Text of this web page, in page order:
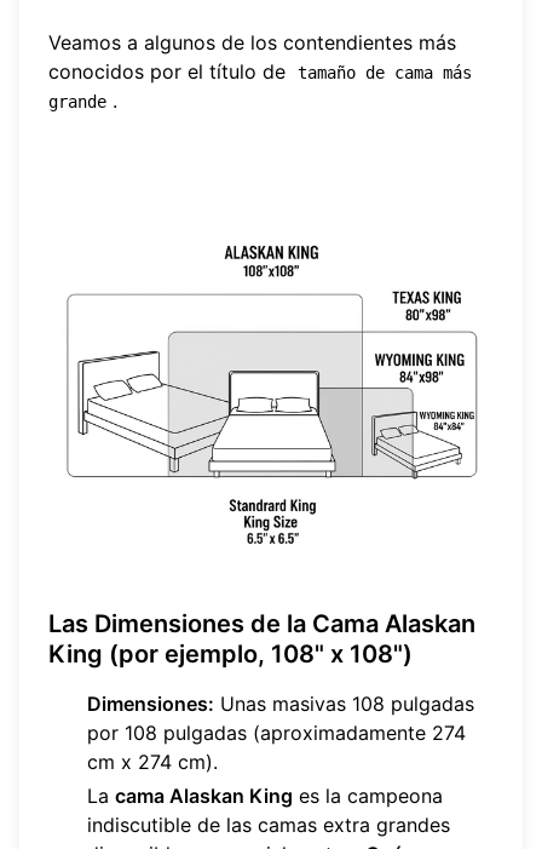
Veamos a algunos de los contendientes más
conocidos por el título de
tamaño de cama más
grande .
Las Dimensiones de la Cama Alaskan
King (por ejemplo, 108" x 108")
Dimensiones: Unas masivas 108 pulgadas
por 108 pulgadas (aproximadamente 274
cm x 274 cm).
La cama Alaskan King es la campeona
indiscutible de las camas extra grandes